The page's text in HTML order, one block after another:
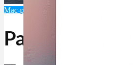
Mac-programvare
Paintbrush